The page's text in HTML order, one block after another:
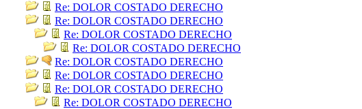
Re: DOLOR COSTADO DERECHO
Re: DOLOR COSTADO DERECHO
Re: DOLOR COSTADO DERECHO
Re: DOLOR COSTADO DERECHO
Re: DOLOR COSTADO DERECHO
Re: DOLOR COSTADO DERECHO
Re: DOLOR COSTADO DERECHO
Re: DOLOR COSTADO DERECHO